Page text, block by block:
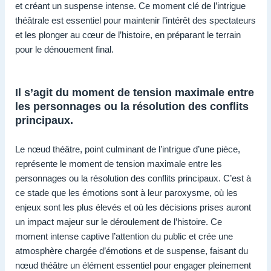
et créant un suspense intense. Ce moment clé de l’intrigue
théâtrale est essentiel pour maintenir l’intérêt des spectateurs
et les plonger au cœur de l’histoire, en préparant le terrain
pour le dénouement final.
Il s’agit du moment de tension maximale entre
les personnages ou la résolution des conflits
principaux.
Le nœud théâtre, point culminant de l’intrigue d’une pièce,
représente le moment de tension maximale entre les
personnages ou la résolution des conflits principaux. C’est à
ce stade que les émotions sont à leur paroxysme, où les
enjeux sont les plus élevés et où les décisions prises auront
un impact majeur sur le déroulement de l’histoire. Ce
moment intense captive l’attention du public et crée une
atmosphère chargée d’émotions et de suspense, faisant du
nœud théâtre un élément essentiel pour engager pleinement